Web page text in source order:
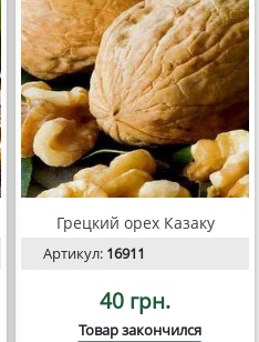
Грецкий орех Казаку
Артикул: 16911
40 грн.
Товар закончился